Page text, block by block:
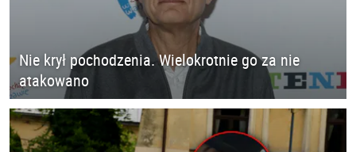
Nie krył pochodzenia. Wielokrotnie go za nie
atakowano